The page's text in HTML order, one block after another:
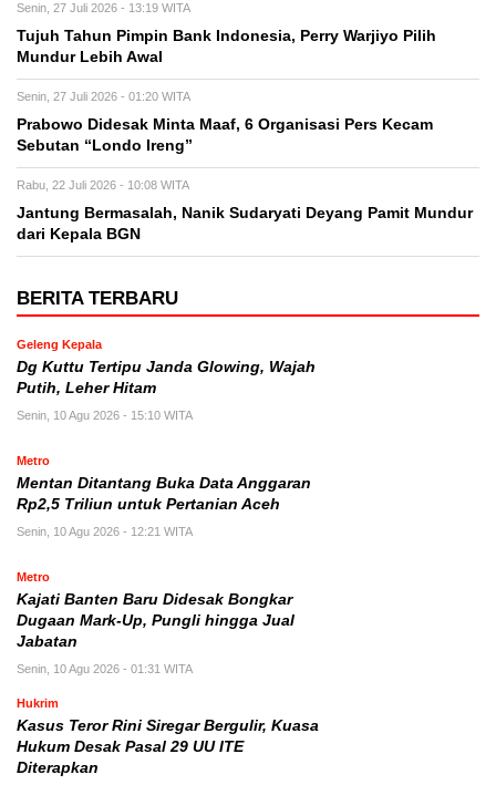
Senin, 27 Juli 2026 - 13:19 WITA
Tujuh Tahun Pimpin Bank Indonesia, Perry Warjiyo Pilih
Mundur Lebih Awal
Senin, 27 Juli 2026 - 01:20 WITA
Prabowo Didesak Minta Maaf, 6 Organisasi Pers Kecam
Sebutan “Londo Ireng”
Rabu, 22 Juli 2026 - 10:08 WITA
Jantung Bermasalah, Nanik Sudaryati Deyang Pamit Mundur
dari Kepala BGN
BERITA TERBARU
Geleng Kepala
Dg Kuttu Tertipu Janda Glowing, Wajah
Putih, Leher Hitam
Senin, 10 Agu 2026 - 15:10 WITA
Metro
Mentan Ditantang Buka Data Anggaran
Rp2,5 Triliun untuk Pertanian Aceh
Senin, 10 Agu 2026 - 12:21 WITA
Metro
Kajati Banten Baru Didesak Bongkar
Dugaan Mark-Up, Pungli hingga Jual
Jabatan
Senin, 10 Agu 2026 - 01:31 WITA
Hukrim
Kasus Teror Rini Siregar Bergulir, Kuasa
Hukum Desak Pasal 29 UU ITE
Diterapkan